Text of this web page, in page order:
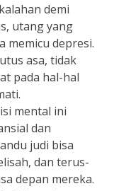
demi
utang yang
memicu depresi.
asa, tidak
pada hal-hal
mental ini
dan
judi bisa
dan terus-
depan mereka.